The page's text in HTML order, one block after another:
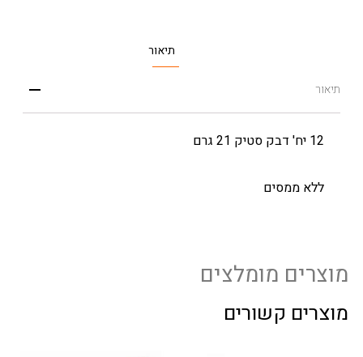
תיאור
תיאור
12 יח' דבק סטיק 21 גרם
ללא ממסים
מוצרים מומלצים
מוצרים קשורים